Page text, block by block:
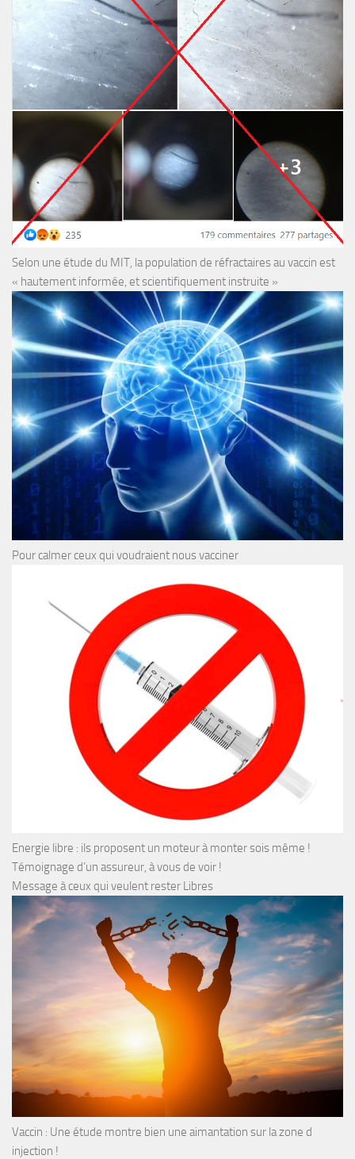
Selon une étude du MIT, la population de réfractaires au vaccin est
« hautement informée, et scientifiquement instruite »
Pour calmer ceux qui voudraient nous vacciner
Energie libre : ils proposent un moteur à monter sois même !
Témoignage d’un assureur, à vous de voir !
Message à ceux qui veulent rester Libres
Vaccin : Une étude montre bien une aimantation sur la zone d
injection !